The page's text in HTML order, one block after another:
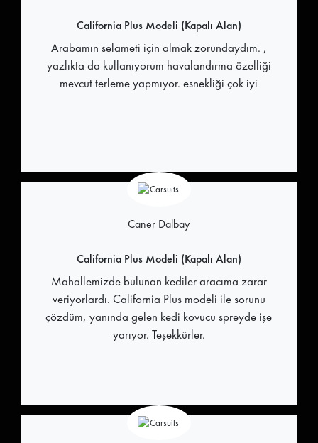
California Plus Modeli (Kapalı Alan)
Arabamın selameti için almak zorundaydım. ,
yazlıkta da kullanıyorum havalandırma özelliği
mevcut terleme yapmıyor. esnekliği çok iyi
Caner Dalbay
California Plus Modeli (Kapalı Alan)
Mahallemizde bulunan kediler aracıma zarar
veriyorlardı. California Plus modeli ile sorunu
çözdüm, yanında gelen kedi kovucu spreyde işe
yarıyor. Teşekkürler.